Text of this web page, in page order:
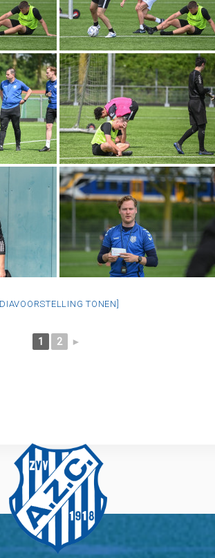
[DIAVOORSTELLING TONEN]
1 2 ►